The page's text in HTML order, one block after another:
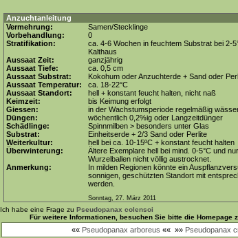
Anzuchtanleitung
Vermehrung:
Samen/Stecklinge
Vorbehandlung:
0
Stratifikation:
ca. 4-6 Wochen in feuchtem Substrat bei 2-
Kalthaus
Aussaat Zeit:
ganzjährig
Aussaat Tiefe:
ca. 0,5 cm
Aussaat Substrat:
Kokohum oder Anzuchterde + Sand oder
Aussaat Temperatur:
ca. 18-22°C
Aussaat Standort:
hell + konstant feucht halten, nicht naß
Keimzeit:
bis Keimung erfolgt
Giessen:
in der Wachstumsperiode regelmäßig
Düngen:
wöchentlich 0,2%ig oder Langzeitdünger
Schädlinge:
Spinnmilben > besonders unter Glas
Substrat:
Einheitserde + 2/3 Sand oder Perlite
Weiterkultur:
hell bei ca. 10-15ºC + konstant feucht halten
Überwinterung:
Ältere Exemplare hell bei mind. 0-5°C und
Wurzelballen nicht völlig austrocknet.
Anmerkung:
In milden Regionen könnte ein
sonnigen, geschützten Standort mit
werden.
Sonntag, 27. März 2011
Ich habe eine Frage zu Pseudopanax colensoi
Für weitere Informationen, besuchen Sie bitte die Homepage
«« Pseudopanax arboreus «« »» Pseudopanax